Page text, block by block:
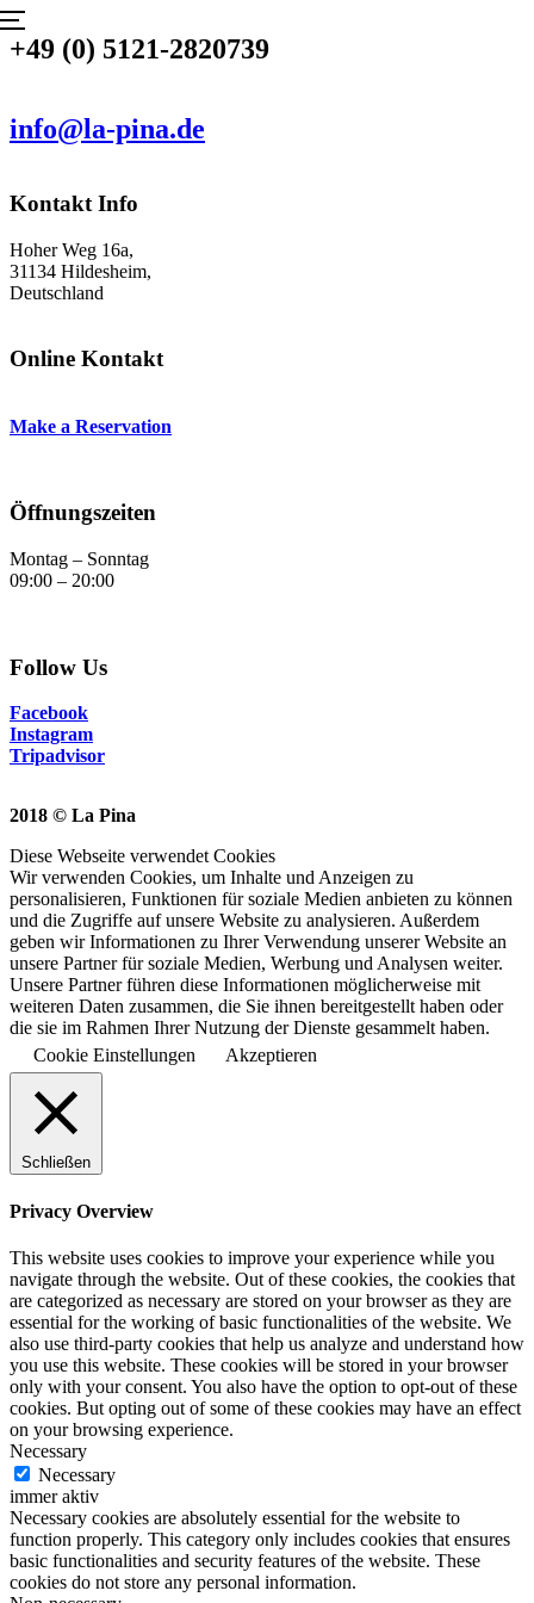
Skip
to
content
Menu
+49 (0) 5121-2820739
info@la-pina.de
Kontakt Info
Hoher Weg 16a,
31134 Hildesheim,
Deutschland
Online Kontakt
Make a Reservation
Öffnungszeiten
Montag – Sonntag
09:00 – 20:00
Follow Us
Facebook
Instagram
Tripadvisor
2018 © La Pina
Diese Webseite verwendet Cookies
Wir verwenden Cookies, um Inhalte und Anzeigen zu
personalisieren, Funktionen für soziale Medien anbieten zu können
und die Zugriffe auf unsere Website zu analysieren. Außerdem
geben wir Informationen zu Ihrer Verwendung unserer Website an
unsere Partner für soziale Medien, Werbung und Analysen weiter.
Unsere Partner führen diese Informationen möglicherweise mit
weiteren Daten zusammen, die Sie ihnen bereitgestellt haben oder
die sie im Rahmen Ihrer Nutzung der Dienste gesammelt haben.
Cookie Einstellungen
Akzeptieren
Schließen
Privacy Overview
This website uses cookies to improve your experience while you
navigate through the website. Out of these cookies, the cookies that
are categorized as necessary are stored on your browser as they are
essential for the working of basic functionalities of the website. We
also use third-party cookies that help us analyze and understand how
you use this website. These cookies will be stored in your browser
only with your consent. You also have the option to opt-out of these
cookies. But opting out of some of these cookies may have an effect
on your browsing experience.
Necessary
Necessary
immer aktiv
Necessary cookies are absolutely essential for the website to
function properly. This category only includes cookies that ensures
basic functionalities and security features of the website. These
cookies do not store any personal information.